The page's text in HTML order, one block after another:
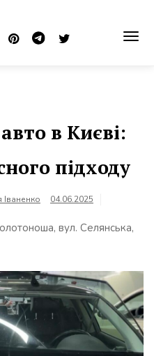
в Києві:
підходу
Іваненко
04.06.2025
вул. Селянська,